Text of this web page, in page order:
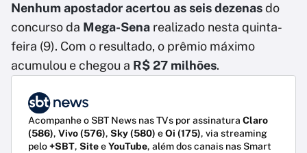
Nenhum apostador acertou as seis dezenasdo
concurso da Mega-Sena realizado nesta quinta-
feira (9). Com o resultado, o prêmio máximo
acumulou e chegou a R$ 27 milhões.
Acompanhe o SBT News nas TVs por assinatura Claro
(586), Vivo (576), Sky (580) eOi (175), via streaming
pelo+SBT, SiteeYouTube, além dos canais nas Smart